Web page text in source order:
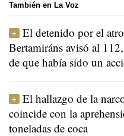
También en La Voz
El detenido por el
Bertamiráns avisó al
de que había sido un
El hallazgo de la
coincide con la
toneladas de coca